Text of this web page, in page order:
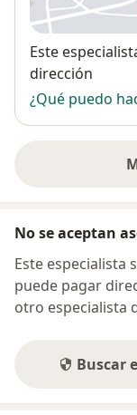
Este
dirección
¿Qué puedo
No se aceptan
Este especialista
puede pagar
otro especialista
Buscar